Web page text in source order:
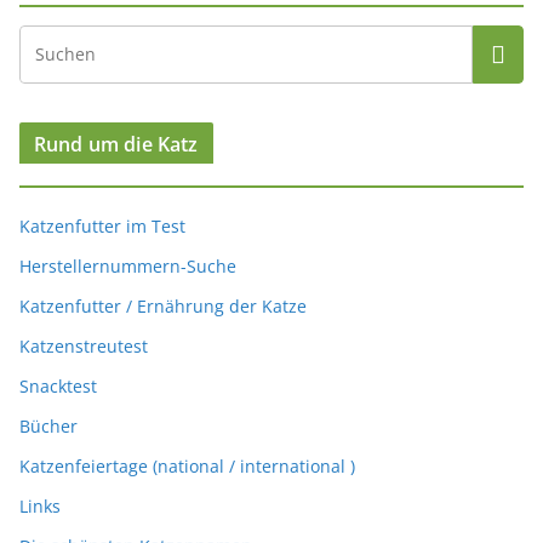
Rund um die Katz
Katzenfutter im Test
Herstellernummern-Suche
Katzenfutter / Ernährung der Katze
Katzenstreutest
Snacktest
Bücher
Katzenfeiertage (national / international )
Links